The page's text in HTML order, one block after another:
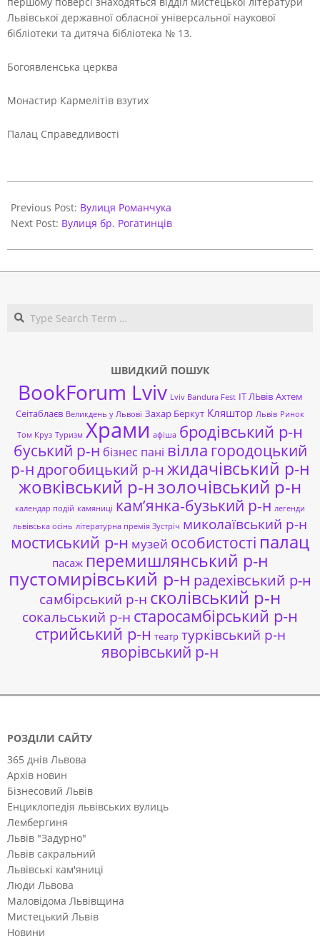
Львівської державної обласної універсальної наукової
бібліотеки та дитяча бібліотека № 13.
Богоявленська церква
Монастир Кармелітів взутих
Палац Справедливості
06-
01
Previous Post: Вулиця Романчука
Next Post: Вулиця бр. Рогатинців
ШВИДКИЙ ПОШУК
BookForum Lviv Lviv Bandura Fest ІТ ЛЬвів Ахтем
Сеітаблаєв Великдень у Львові Захар Беркут Кляштор Львів Ринок
Том Круз Туризм Храми афіша бродівський р-н
буський р-н бізнес пані вілла городоцький
р-ндрогобицький р-н жидачівський р-н
жовківський р-нзолочівський р-н
календар подій камяниці кам’янка-бузький р-н легенди
львівська осінь літературна премія Зустріч миколаївський р-н
мостиський р-н музей особистості палац
пасаж перемишлянський р-н
пустомирівський р-н радехівський р-н
самбірський р-н сколівський р-н
сокальський р-н старосамбірський р-н
стрийський р-н театр турківський р-н
яворівський р-н
РОЗДІЛИ САЙТУ
365 днів Львова
Архів новин
Бізнесовий Львів
Енциклопедія львівських вулиць
Лембергиня
Львів "Задурно"
Львів сакральний
Львівські кам'яниці
Люди Львова
Маловідома Львівщина
Мистецький Львів
Новини